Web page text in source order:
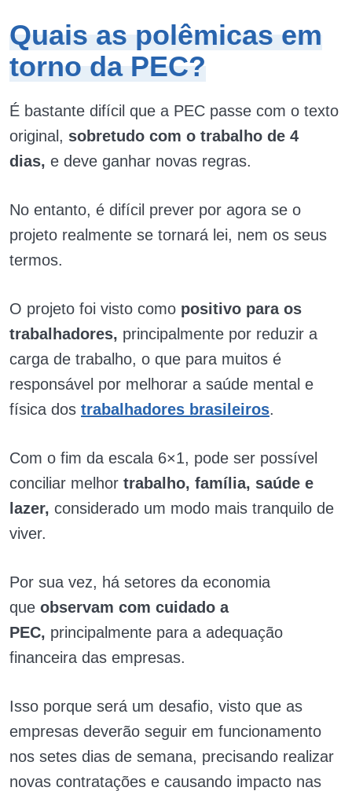
Quais as polêmicas em
torno da PEC?
É bastante difícil que a PEC passe com o texto
original, sobretudo com o trabalho de 4
dias, e deve ganhar novas regras.
No entanto, é difícil prever por agora se o
projeto realmente se tornará lei, nem os seus
termos.
O projeto foi visto como positivo para os
trabalhadores, principalmente por reduzir a
carga de trabalho, o que para muitos é
responsável por melhorar a saúde mental e
física dos trabalhadores brasileiros.
Com o fim da escala 6×1, pode ser possível
conciliar melhor trabalho, família, saúde e
lazer, considerado um modo mais tranquilo de
viver.
Por sua vez, há setores da economia
que observam com cuidado a
PEC, principalmente para a adequação
financeira das empresas.
Isso porque será um desafio, visto que as
empresas deverão seguir em funcionamento
nos setes dias de semana, precisando realizar
novas contratações e causando impacto nas